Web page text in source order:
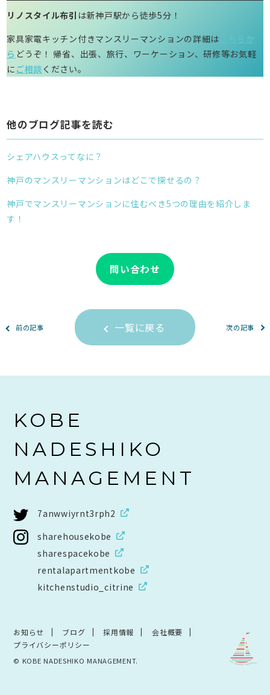
リノスタイル布引 は新神戸駅から徒歩5分！
家具家電キッチン付きマンスリーマンションの詳細は
ら どうぞ！ 帰省、出張、旅行、ワーケーション、研修等お気軽
に ご相談 ください。
他のブログ記事を読む
シェアハウスってなに？
神戸のマンスリーマンションはどこで探せるの？
神戸でマンスリーマンションに住むべき5つの理由を紹介しま
す！
問い合わせ
前の記事 一覧に戻る 次の記事
KOBE
NADESHIKO
MANAGEMENT
7anwwiyrnt3rph2
sharehousekobe
sharespacekobe
rentalapartmentkobe
kitchenstudio_citrine
お知らせ ブログ 採用情報
会社概要
プライバシーポリシー
© KOBE NADESHIKO MANAGEMENT.